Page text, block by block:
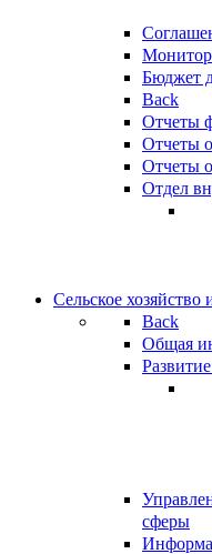
Бюджет
Back
Отчеты
Отчеты
Отчеты
Отдел
Сельское хозяйство
Back
Общая
сферы